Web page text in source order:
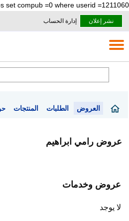
set compub =0 where userid =1211060
نشر إعلان إدارة الحساب
العروض الطلبات المنتجات
عروض رامي ابراهيم
عروض وخدمات
لا يوجد